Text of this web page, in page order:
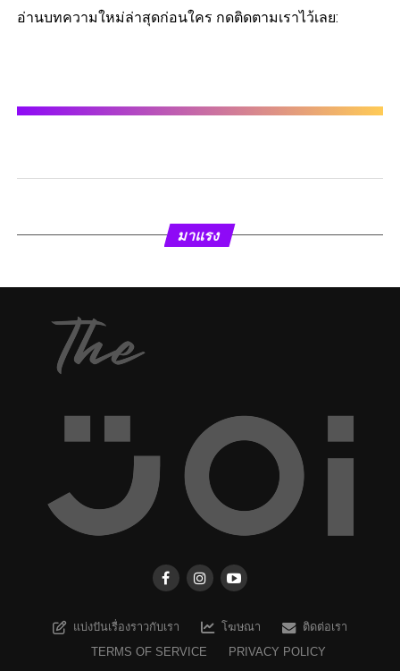
อ่านบทความใหม่ล่าสุดก่อนใคร กดติดตามเราไว้เลย:
มาแรง
แบ่งปันเรื่องราวกับเรา โฆษณา
ติดต่อเรา
TERMS OF SERVICE
PRIVACY POLICY